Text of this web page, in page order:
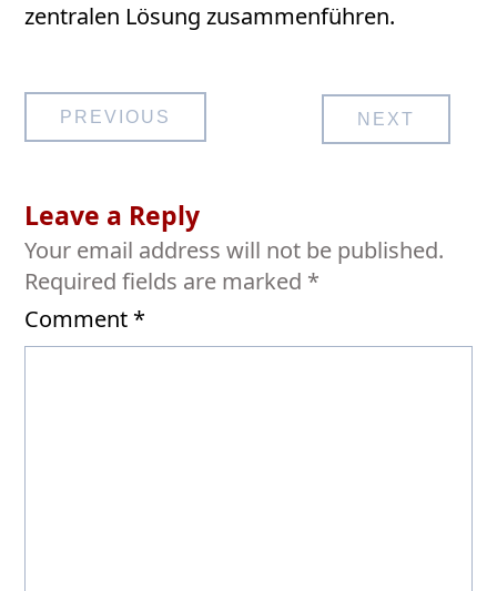
zentralen Lösung zusammenführen.
Post
navigation
PREVIOUS NEXT
Leave a Reply
Your email address will not be published.
Required fields are marked *
Comment *